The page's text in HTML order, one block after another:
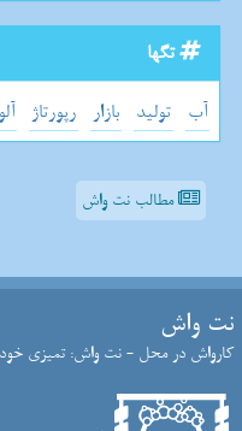
تگها
آب تولید بازار رپورتاژ
مطالب نت واش
نت واش
کارواش در محل - نت واش: تمیزی